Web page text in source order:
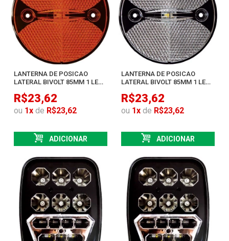
LANTERNA DE POSICAO
LATERAL BIVOLT 85MM 1 LED
R$23,62
ou 1x de R$23,62
ADICIONAR
LANTERNA DE POSICAO
LATERAL BIVOLT 85MM 1 LED
R$23,62
ou 1x de R$23,62
ADICIONAR